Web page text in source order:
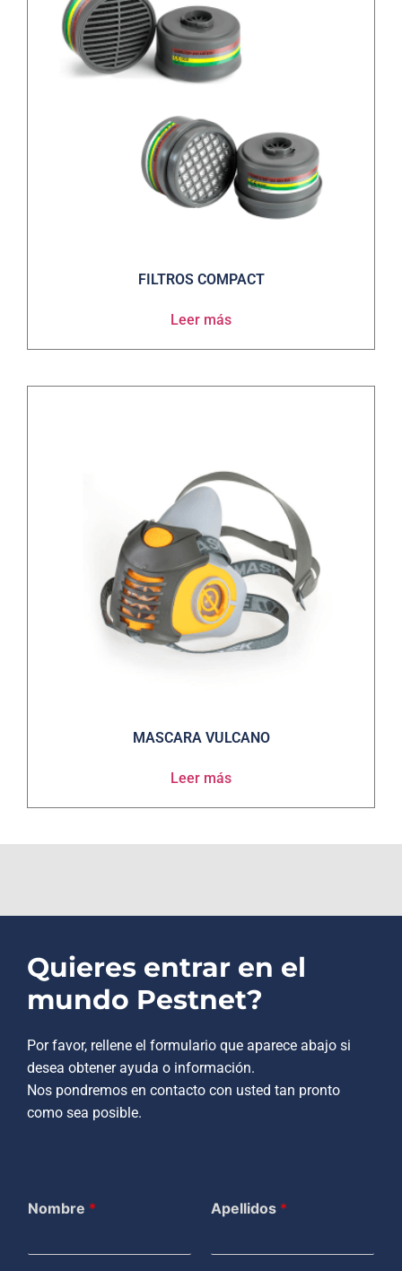
FILTROS COMPACT
Leer más
MASCARA VULCANO
Leer más
Quieres entrar en el
mundo Pestnet?
Por favor, rellene el formulario que aparece abajo si
desea obtener ayuda o información.
Nos pondremos en contacto con usted tan pronto
como sea posible.
Nombre * Apellidos *